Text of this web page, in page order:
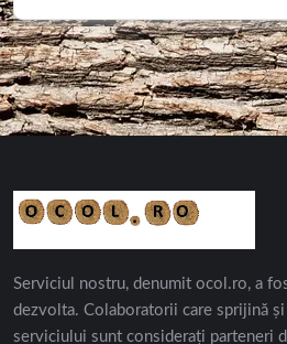
Serviciul nostru, denumit ocol.ro, a
dezvolta. Colaboratorii care sprijină
serviciului sunt considerați parteneri